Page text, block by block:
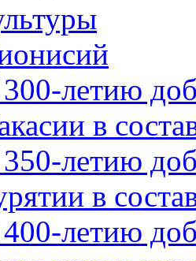
летию
в
летию
в
летию